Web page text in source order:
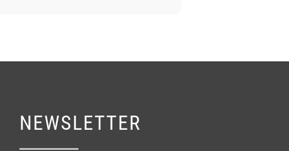
NEWSLETTER